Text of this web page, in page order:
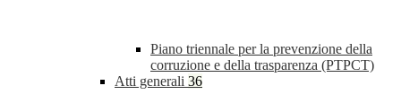
Piano triennale per la prevenzione della
corruzione e della trasparenza (PTPCT)
Atti generali 36